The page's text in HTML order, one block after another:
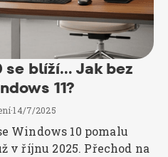
se blíží… Jak bez
11?
·14/7/2025
Windows 10 pomalu
v říjnu 2025. Přechod na